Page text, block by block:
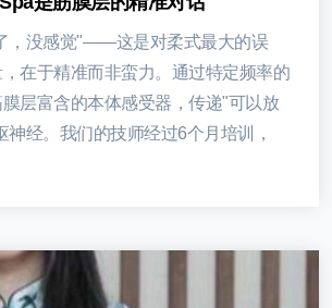
，没感觉"——这是对柔式最大的误
在于精准而非蛮力。通过特定频率的
层富含的本体感受器，传递"可以放
神经。我们的技师经过6个月培训，